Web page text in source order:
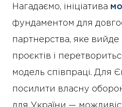
Нагадаємо, ініціатива
фундаментом для
партнерства, яке
проєктів і
модель співпраці. Для
посилити власну